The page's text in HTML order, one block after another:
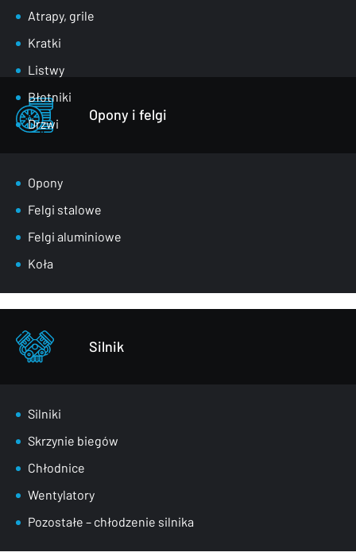
Atrapy, grile
Kratki
Listwy
Błotniki
Drzwi
Lusterka
Maski
Nadkola
Pasy przednie
Zderzaki
Pozostałe – części karoserii
Opony i felgi
Opony
Felgi stalowe
Felgi aluminiowe
Koła
Silnik
Silniki
Skrzynie biegów
Chłodnice
Wentylatory
Pozostałe – chłodzenie silnika